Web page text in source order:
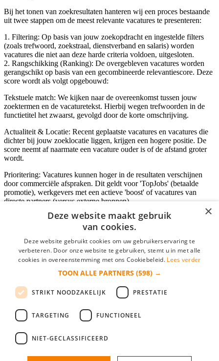
Bij het tonen van zoekresultaten hanteren wij een proces bestaande
uit twee stappen om de meest relevante vacatures te presenteren:
1. Filtering: Op basis van jouw zoekopdracht en ingestelde filters
(zoals trefwoord, zoekstraal, dienstverband en salaris) worden
vacatures die niet aan deze harde criteria voldoen, uitgesloten.
2. Rangschikking (Ranking): De overgebleven vacatures worden
gerangschikt op basis van een gecombineerde relevantiescore. Deze
score wordt als volgt opgebouwd:
Tekstuele match: We kijken naar de overeenkomst tussen jouw
zoektermen en de vacaturetekst. Hierbij wegen trefwoorden in de
functietitel het zwaarst, gevolgd door de korte omschrijving.
Actualiteit & Locatie: Recent geplaatste vacatures en vacatures die
dichter bij jouw zoeklocatie liggen, krijgen een hogere positie. De
score neemt af naarmate een vacature ouder is of de afstand groter
wordt.
Prioritering: Vacatures kunnen hoger in de resultaten verschijnen
door commerciële afspraken. Dit geldt voor 'TopJobs' (betaalde
promotie), werkgevers met een actieve 'boost' of vacatures van
directe partners (versus externe bronnen).
Inloggen als bedrijf
*
login gegevens onthouden
login
Bedrijf aanmelden
×
Deze website maakt gebruik
van cookies.
Deze website gebruikt cookies om uw gebruikerservaring te
verbeteren. Door onze website te gebruiken, stemt u in met alle
cookies in overeenstemming met ons Cookiebeleid. Lees verder
TOON ALLE PARTNERS (598) →
STRIKT NOODZAKELIJK PRESTATIE
TARGETING FUNCTIONEEL
NIET-GECLASSIFICEERD